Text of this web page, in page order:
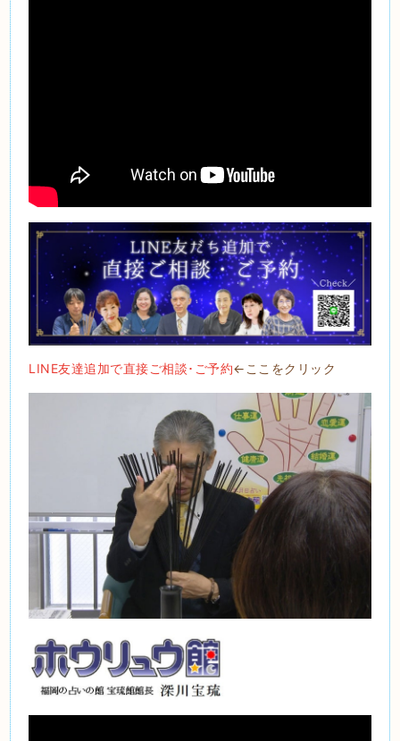
LINE友達追加で直接ご相談･ご予約←ここをクリック